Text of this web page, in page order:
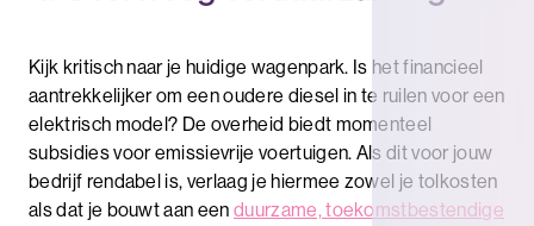
Kijk kritisch naar je huidige wagenpark. Is het financieel
aantrekkelijker om een oudere diesel in te ruilen voor een
elektrisch model? De overheid biedt momenteel
subsidies voor emissievrije voertuigen. Als dit voor jouw
bedrijf rendabel is, verlaag je hiermee zowel je tolkosten
als dat je bouwt aan eenduurzame, toekomstbestendige